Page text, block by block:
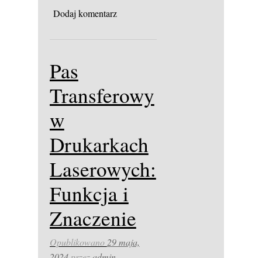
Dodaj komentarz
Pas
Transferowy
w
Drukarkach
Laserowych:
Funkcja i
Znaczenie
Opublikowano 29 maja,